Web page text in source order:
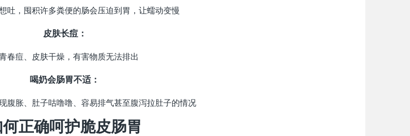
吐，囤积许多粪便的肠会压迫到胃，让蠕动变慢
皮肤长痘：
春痘、皮肤干燥，有害物质无法排出
喝奶会肠胃不适：
腹胀、肚子咕噜噜、容易排气甚至腹泻拉肚子的情况
正确呵护脆皮肠胃